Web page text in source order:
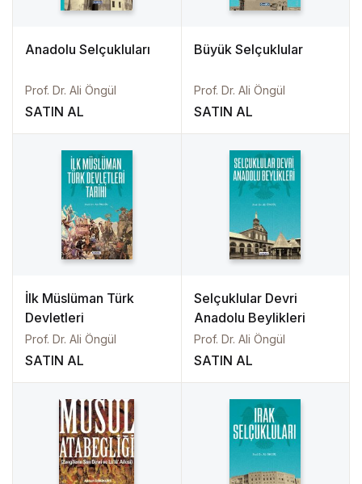
Anadolu Selçukluları
Prof. Dr. Ali Öngül
SATIN AL
Büyük Selçuklular
Prof. Dr. Ali Öngül
SATIN AL
İlk Müslüman Türk
Devletleri
Prof. Dr. Ali Öngül
SATIN AL
Selçuklular Devri
Anadolu Beylikleri
Prof. Dr. Ali Öngül
SATIN AL